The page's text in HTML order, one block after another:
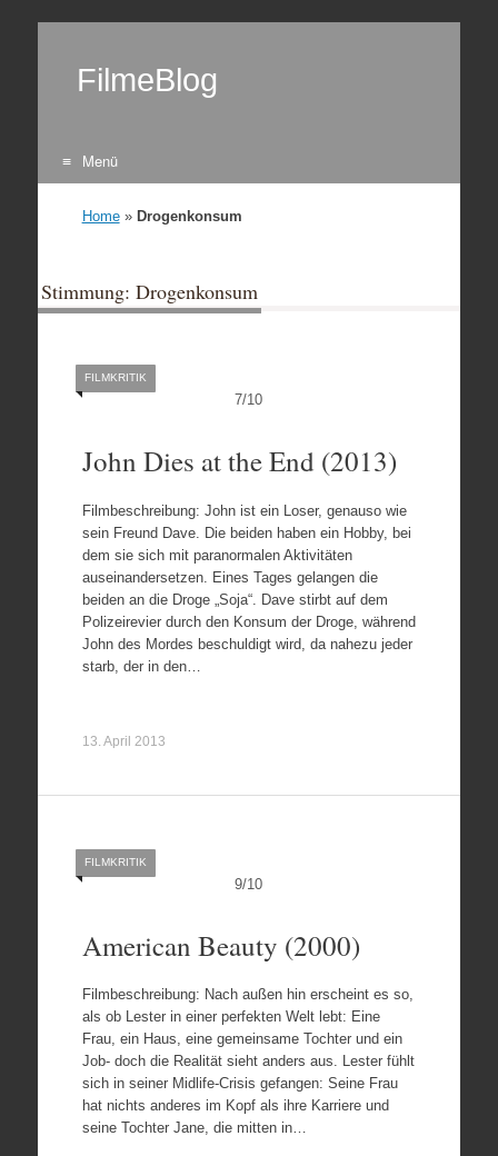
FilmeBlog
Menü
Home» Drogenkonsum
Stimmung: Drogenkonsum
7/10
FILMKRITIK
John Dies at the End (2013)
Filmbeschreibung: John ist ein Loser, genauso wie
sein Freund Dave. Die beiden haben ein Hobby, bei
dem sie sich mit paranormalen Aktivitäten
auseinandersetzen. Eines Tages gelangen die
beiden an die Droge „Soja“. Dave stirbt auf dem
Polizeirevier durch den Konsum der Droge, während
John des Mordes beschuldigt wird, da nahezu jeder
starb, der in den…
13. April 2013
9/10
FILMKRITIK
American Beauty (2000)
Filmbeschreibung: Nach außen hin erscheint es so,
als ob Lester in einer perfekten Welt lebt: Eine
Frau, ein Haus, eine gemeinsame Tochter und ein
Job- doch die Realität sieht anders aus. Lester fühlt
sich in seiner Midlife-Crisis gefangen: Seine Frau
hat nichts anderes im Kopf als ihre Karriere und
seine Tochter Jane, die mitten in…